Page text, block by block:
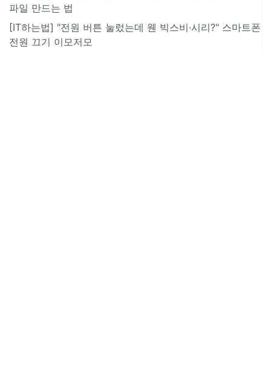
파일 만드는 법
[IT하는법] "전원 버튼 눌렀는데 웬 빅스비·시리?" 스마트폰
전원 끄기 이모저모